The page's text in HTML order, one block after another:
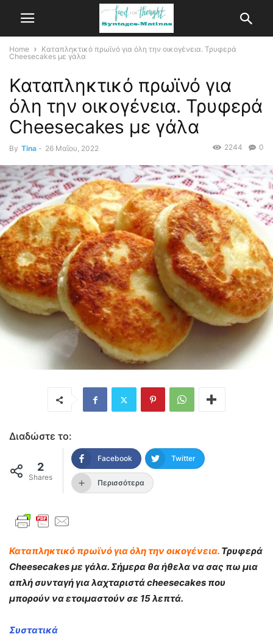
Home
Καταπληκτικό πρωϊνό για όλη την οικογένεια. Τρυφερά
Cheesecakes με γάλα
Καταπληκτικό πρωϊνό για
όλη την οικογένεια. Τρυφερά
Cheesecakes με γάλα
By Tina - 26 Μαΐου, 2022 0
2244
Διαδώστε το:
2
Shares
Facebook Twitter
Περισσότερα
Καταπληκτικό πρωϊνό για όλη την οικογένεια. Τρυφερά
Cheesecakes με γάλα. Σήμερα θα ήθελα να σας πω μια
απλή συνταγή για λαχταριστά cheesecakes που
μπορούν να ετοιμαστούν σε 15 λεπτά.
Συστατικά